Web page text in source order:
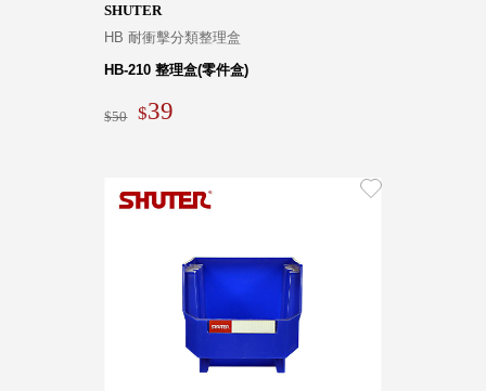
SHUTER
HB 耐衝擊分類整理盒
HB-210 整理盒(零件盒)
50 39